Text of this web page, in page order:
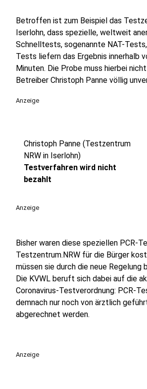
Betroffen ist zum Beispiel das
Iserlohn, dass spezielle, weltweit
Schnelltests, sogenannte NAT-
Tests liefern das Ergebnis innerhalb
Minuten. Die Probe muss hierbei
Betreiber Christoph Panne völlig
Anzeige
Christoph Panne (Testzentrum
NRW in Iserlohn)
Testverfahren wird nicht
bezahlt
Anzeige
Bisher waren diese speziellen PCR-
Testzentrum.NRW für die Bürger
müssen sie durch die neue Regelung
Die KVWL beruft sich dabei auf die
Coronavirus-Testverordnung: PCR-
demnach nur noch von ärztlich
abgerechnet werden.
Anzeige